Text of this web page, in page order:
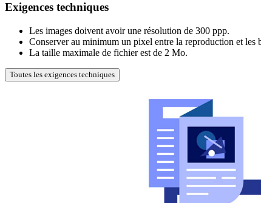
Exigences techniques
Les images doivent avoir une résolution de 300 ppp.
Conserver au minimum un pixel entre la reproduction et les
La taille maximale de fichier est de 2 Mo.
Toutes les exigences techniques